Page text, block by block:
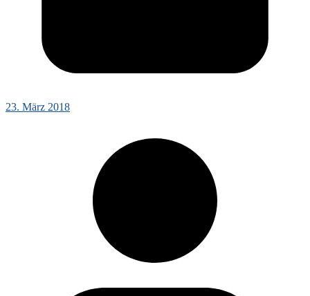
23. März 2018